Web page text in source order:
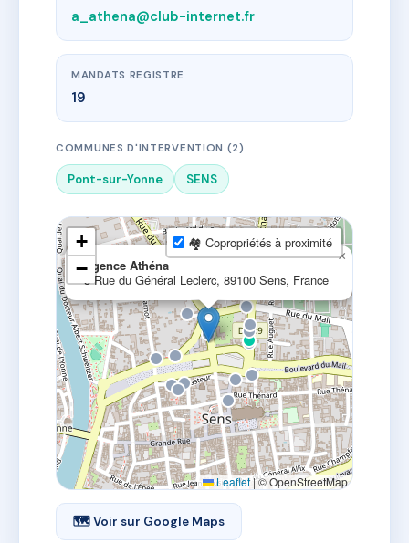
a_athena@club-internet.fr
MANDATS REGISTRE
19
COMMUNES D'INTERVENTION (2)
Pont-sur-Yonne SENS
Agence Athéna
3 Rue du Général Leclerc, 89100 Sens, France
×
+
−
🏘 Copropriétés à proximité
Leaflet|© OpenStreetMap
🗺 Voir sur Google Maps